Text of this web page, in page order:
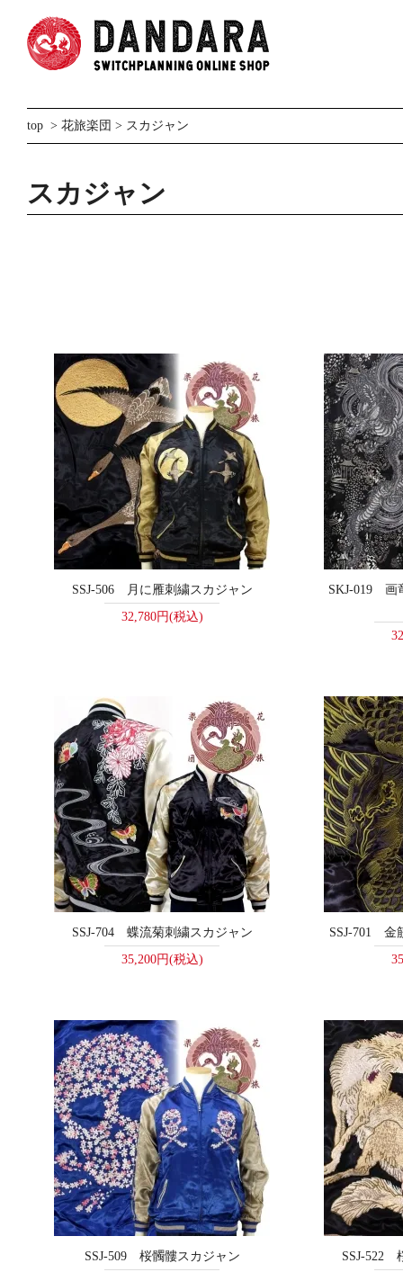
top > 花旅楽団 > スカジャン
スカジャン
SSJ-506 月に雁刺繍スカジャン
32,780円(税込)
SKJ-019 画
SSJ-704 蝶流菊刺繍スカジャン
35,200円(税込)
SSJ-701 金
SSJ-509 桜髑髏スカジャン
SSJ-522